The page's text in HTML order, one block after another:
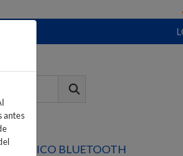
BLUETOOTH
antes